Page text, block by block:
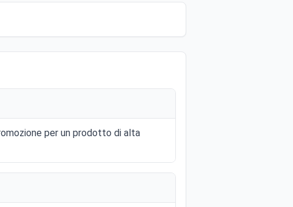
per un prodotto di alta